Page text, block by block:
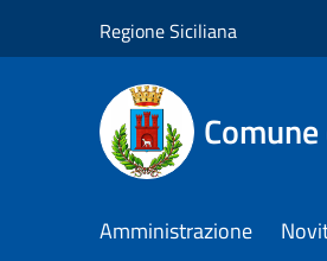
Regione Siciliana
Amministrazione